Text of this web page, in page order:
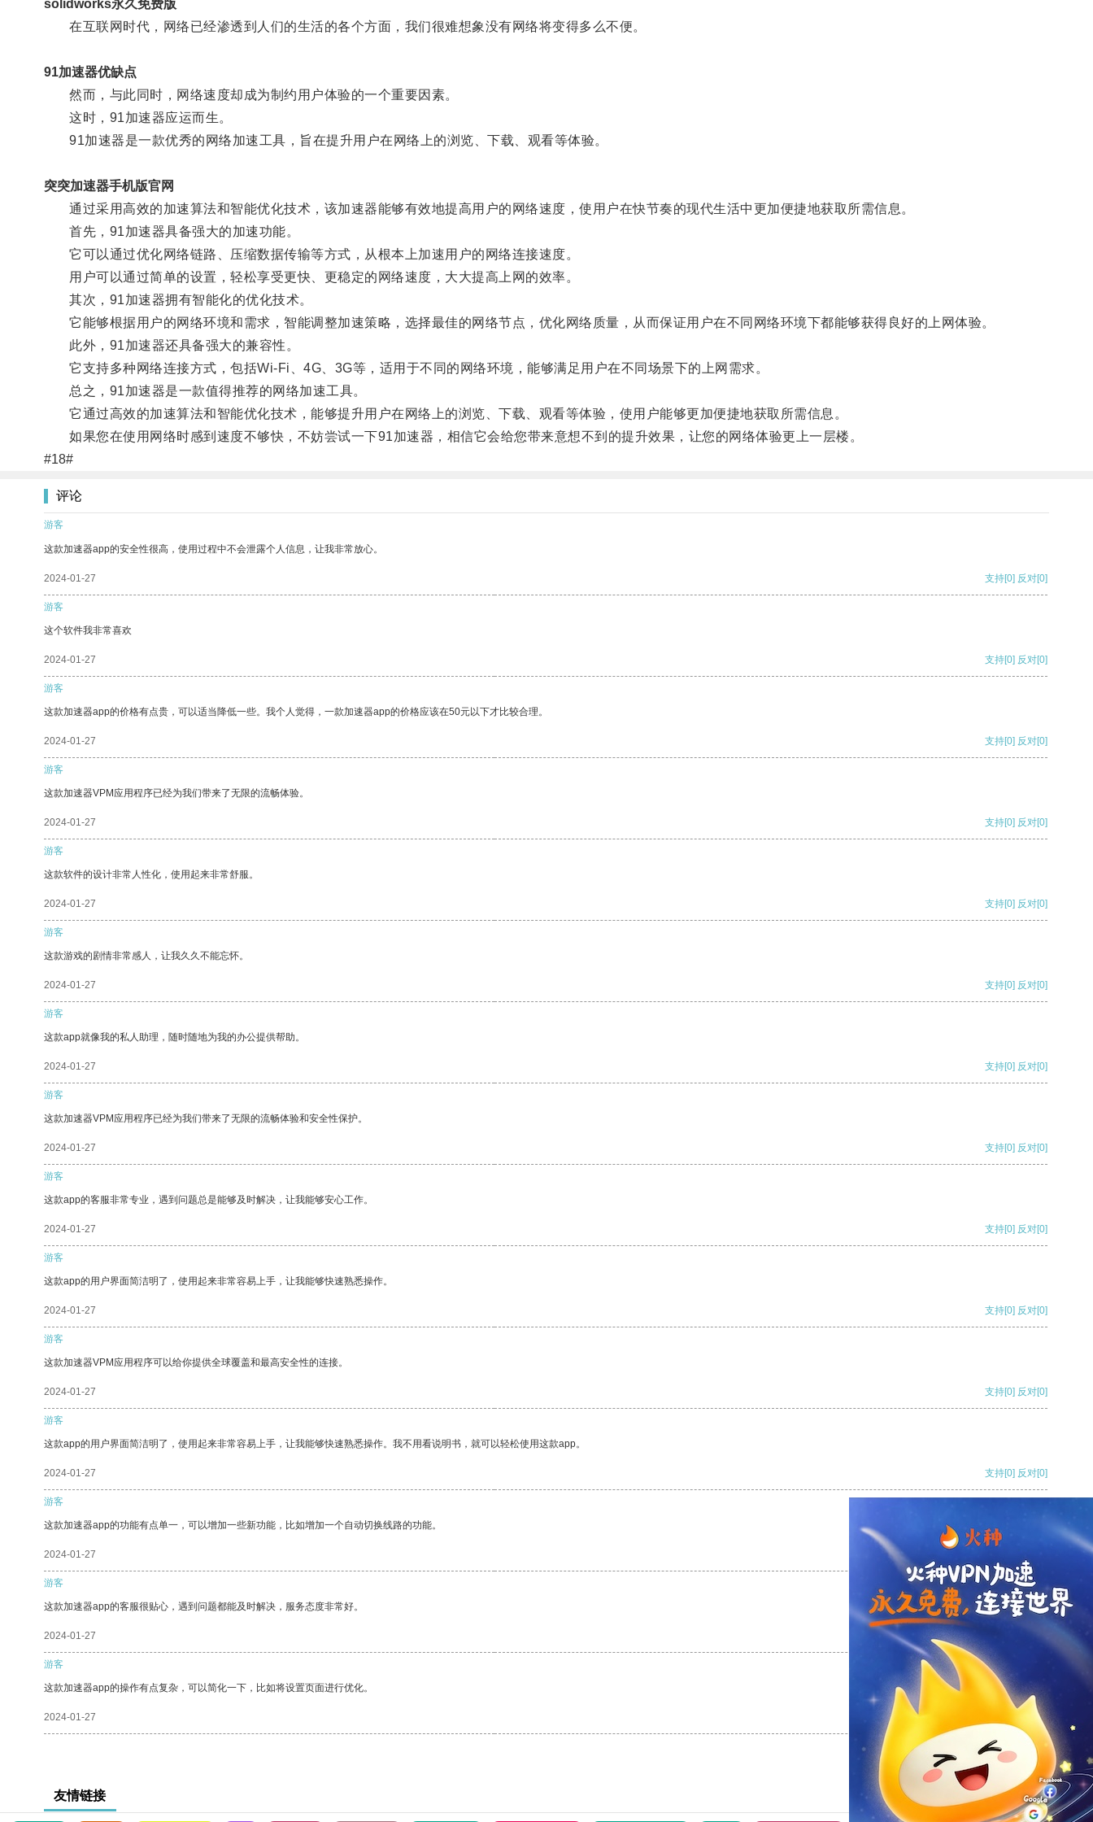
solidworks永久免费版
在互联网时代，网络已经渗透到人们的生活的各个方面，我们很难想象没有网络将变得多么不便。
91加速器优缺点
然而，与此同时，网络速度却成为制约用户体验的一个重要因素。
这时，91加速器应运而生。
91加速器是一款优秀的网络加速工具，旨在提升用户在网络上的浏览、下载、观看等体验。
突突加速器手机版官网
通过采用高效的加速算法和智能优化技术，该加速器能够有效地提高用户的网络速度，使用户在快节奏的现代生活中更加便捷地获取所需信息。
首先，91加速器具备强大的加速功能。
它可以通过优化网络链路、压缩数据传输等方式，从根本上加速用户的网络连接速度。
用户可以通过简单的设置，轻松享受更快、更稳定的网络速度，大大提高上网的效率。
其次，91加速器拥有智能化的优化技术。
它能够根据用户的网络环境和需求，智能调整加速策略，选择最佳的网络节点，优化网络质量，从而保证用户在不同网络环境下都能够获得良好的上网体验。
此外，91加速器还具备强大的兼容性。
它支持多种网络连接方式，包括Wi-Fi、4G、3G等，适用于不同的网络环境，能够满足用户在不同场景下的上网需求。
总之，91加速器是一款值得推荐的网络加速工具。
它通过高效的加速算法和智能优化技术，能够提升用户在网络上的浏览、下载、观看等体验，使用户能够更加便捷地获取所需信息。
如果您在使用网络时感到速度不够快，不妨尝试一下91加速器，相信它会给您带来意想不到的提升效果，让您的网络体验更上一层楼。
#18#
评论
游客
这款加速器app的安全性很高，使用过程中不会泄露个人信息，让我非常放心。
2024-01-27 支持[0] 反对[0]
游客
这个软件我非常喜欢
2024-01-27 支持[0] 反对[0]
游客
这款加速器app的价格有点贵，可以适当降低一些。我个人觉得，一款加速器app的价格应该在50元以下才比较合理。
2024-01-27 支持[0] 反对[0]
游客
这款加速器VPM应用程序已经为我们带来了无限的流畅体验。
2024-01-27 支持[0] 反对[0]
游客
这款软件的设计非常人性化，使用起来非常舒服。
2024-01-27 支持[0] 反对[0]
游客
这款游戏的剧情非常感人，让我久久不能忘怀。
2024-01-27 支持[0] 反对[0]
游客
这款app就像我的私人助理，随时随地为我的办公提供帮助。
2024-01-27 支持[0] 反对[0]
游客
这款加速器VPM应用程序已经为我们带来了无限的流畅体验和安全性保护。
2024-01-27 支持[0] 反对[0]
游客
这款app的客服非常专业，遇到问题总是能够及时解决，让我能够安心工作。
2024-01-27 支持[0] 反对[0]
游客
这款app的用户界面简洁明了，使用起来非常容易上手，让我能够快速熟悉操作。
2024-01-27 支持[0] 反对[0]
游客
这款加速器VPM应用程序可以给你提供全球覆盖和最高安全性的连接。
2024-01-27 支持[0] 反对[0]
游客
这款app的用户界面简洁明了，使用起来非常容易上手，让我能够快速熟悉操作。我不用看说明书，就可以轻松使用这款app。
2024-01-27 支持[0] 反对[0]
游客
这款加速器app的功能有点单一，可以增加一些新功能，比如增加一个自动切换线路的功能。
2024-01-27
游客
这款加速器app的客服很贴心，遇到问题都能及时解决，服务态度非常好。
2024-01-27 反对
游客
这款加速器app的操作有点复杂，可以简化一下，比如将设置页面进行优化。
2024-01-27 反对[0]
友情链接